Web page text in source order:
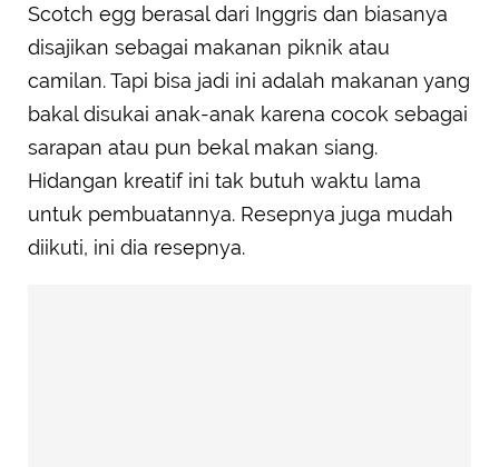
Scotch egg berasal dari Inggris dan biasanya
disajikan sebagai makanan piknik atau
camilan. Tapi bisa jadi ini adalah makanan yang
bakal disukai anak-anak karena cocok sebagai
sarapan atau pun bekal makan siang.
Hidangan kreatif ini tak butuh waktu lama
untuk pembuatannya. Resepnya juga mudah
diikuti, ini dia resepnya.